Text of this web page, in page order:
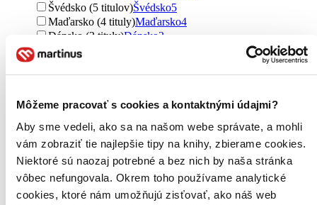
Môžeme pracovať s cookies a kontaktnými údajmi?
Aby sme vedeli, ako sa na našom webe správate, a mohli
vám zobraziť tie najlepšie tipy na knihy, zbierame cookies.
Niektoré sú naozaj potrebné a bez nich by naša stránka
vôbec nefungovala. Okrem toho používame analytické
cookies, ktoré nám umožňujú zisťovať, ako náš web
Švédsko (5 titulov)Švédsko5
Maďarsko (4 tituly)Maďarsko4
Dánsko (3 tituly)Dánsko3
Francúzsko (3 tituly)
Írsko (2 tituly)Írsko2
Nórsko (1 titul) Nórsko1
Belgicko (1 titul)
Belgicko1
Ďalšie možnosti
Útvar
romány (31 titulov)romány31
poviedky (23 titulov)poviedky23